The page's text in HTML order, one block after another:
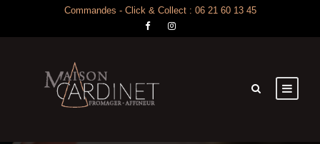
Commandes - Click & Collect : 06 21 60 13 45